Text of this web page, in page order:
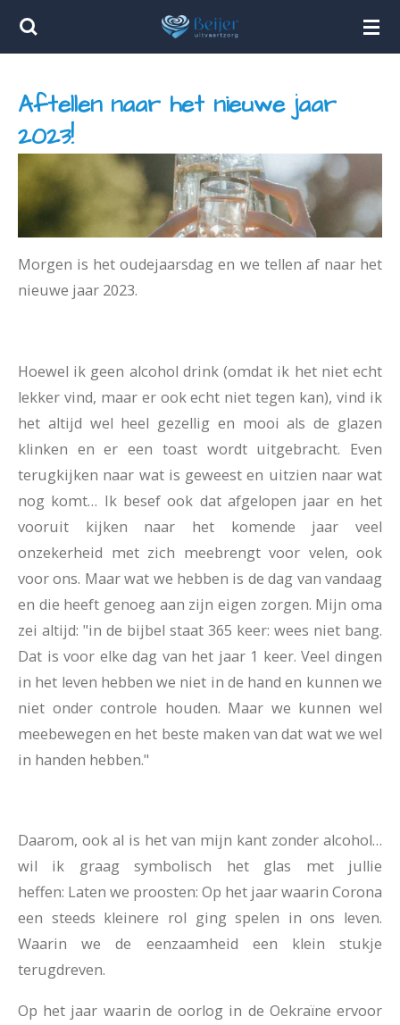
Ga
de
hoofdinhoud
Aftellen naar het nieuwe jaar
2023!
Morgen is het oudejaarsdag en we tellen af naar het
nieuwe jaar 2023.
Hoewel ik geen alcohol drink (omdat ik het niet echt
lekker vind, maar er ook echt niet tegen kan), vind ik
het altijd wel heel gezellig en mooi als de glazen
klinken en er een toast wordt uitgebracht. Even
terugkijken naar wat is geweest en uitzien naar wat
nog komt… Ik besef ook dat afgelopen jaar en het
vooruit kijken naar het komende jaar veel
onzekerheid met zich meebrengt voor velen, ook
voor ons. Maar wat we hebben is de dag van vandaag
en die heeft genoeg aan zijn eigen zorgen. Mijn oma
zei altijd: "in de bijbel staat 365 keer: wees niet bang.
Dat is voor elke dag van het jaar 1 keer.Veel dingen
in het leven hebben we niet in de hand en kunnen we
niet onder controle houden. Maar we kunnen wel
meebewegen en het beste maken van dat wat we wel
in handen hebben."
Daarom, ook al is het van mijn kant zonder alcohol…
wil ik graag symbolisch het glas met jullie
heffen: Laten we proosten: Op het jaar waarin Corona
een steeds kleinere rol ging spelen in ons leven.
Waarin we de eenzaamheid een klein stukje
terugdreven.
Op het jaar waarin de oorlog in de Oekraïne ervoor